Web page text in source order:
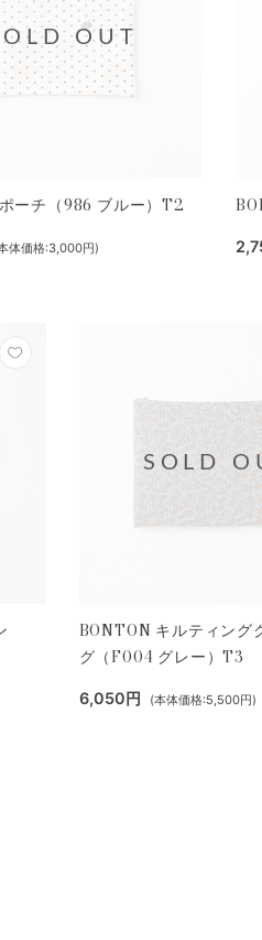
ーチ（986 ブルー）T2
体価格:3,000円)
OUT
BONTON キルティング
グ（F004 グレー）T3
6,050円 (本体価格:5,500円)
SOLD